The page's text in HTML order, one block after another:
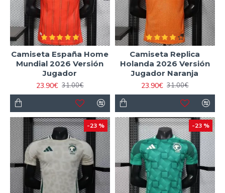
Camiseta España Home
Mundial 2026 Versión
Jugador
23.90€ 31.00€
Camiseta Replica
Holanda 2026 Versión
Jugador Naranja
23.90€ 31.00€
-23 % -23 %